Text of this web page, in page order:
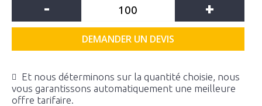
- +
DEMANDER UN DEVIS
Et nous déterminons sur la quantité choisie, nous
vous garantissons automatiquement une meilleure
offre tarifaire.